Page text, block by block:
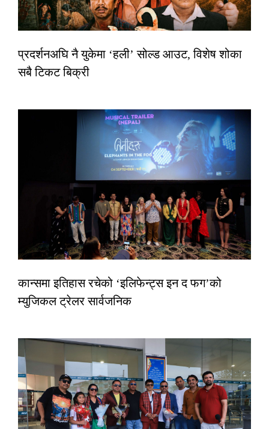
प्रदर्शनअघि नै युकेमा ‘हली’ सोल्ड आउट, विशेष शोका
सबै टिकट बिक्री
कान्समा इतिहास रचेको ‘इलिफेन्ट्स इन द फग’को
म्युजिकल ट्रेलर सार्वजनिक